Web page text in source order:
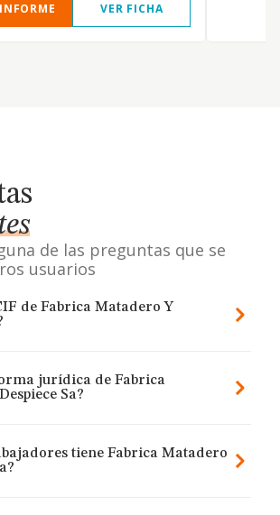
VER FICHA
de las preguntas que se
usuarios
de Fabrica Matadero Y
jurídica de Fabrica
Sa?
tiene Fabrica Matadero